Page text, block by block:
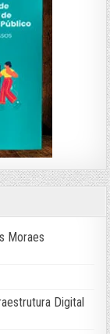
Moraes
Digital